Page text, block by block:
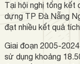
Tại hội nghị tổng kết
dựng TP Đà Nẵng
đạt nhiều kết quả
Giai đoạn 2005-
sử dụng khoảng